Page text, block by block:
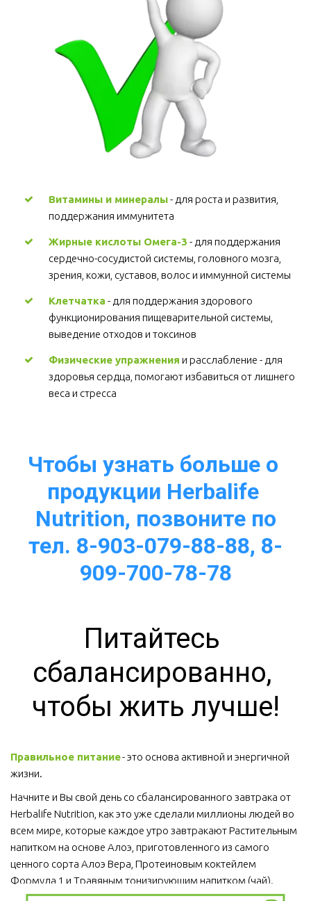
Витамины и минералы - для роста и развития,
поддержания иммунитета
Жирные кислоты Омега-3 - для поддержания
сердечно-сосудистой системы, головного мозга,
зрения, кожи, суставов, волос и иммунной системы
Клетчатка - для поддержания здорового
функционирования пищеварительной системы,
выведение отходов и токсинов
Физические упражнения и расслабление - для
здоровья сердца, помогают избавиться от лишнего
веса и стресса
Чтобы узнать больше о
продукции Herbalife
Nutrition, позвоните по
тел. 8-903-079-88-88, 8-
909-700-78-78
Питайтесь
сбалансированно,
чтобы жить лучше!
Правильное питание - это основа активной и энергичной
жизни.
Начните и Вы свой день со сбалансированного завтрака от
Herbalife Nutrition, как это уже сделали миллионы людей во
всем мире, которые каждое утро завтракают Растительным
напитком на основе Алоэ, приготовленного из самого
ценного сорта Алоэ Вера, Протеиновым коктейлем
Формула 1 и Травяным тонизирующим напитком (чай).